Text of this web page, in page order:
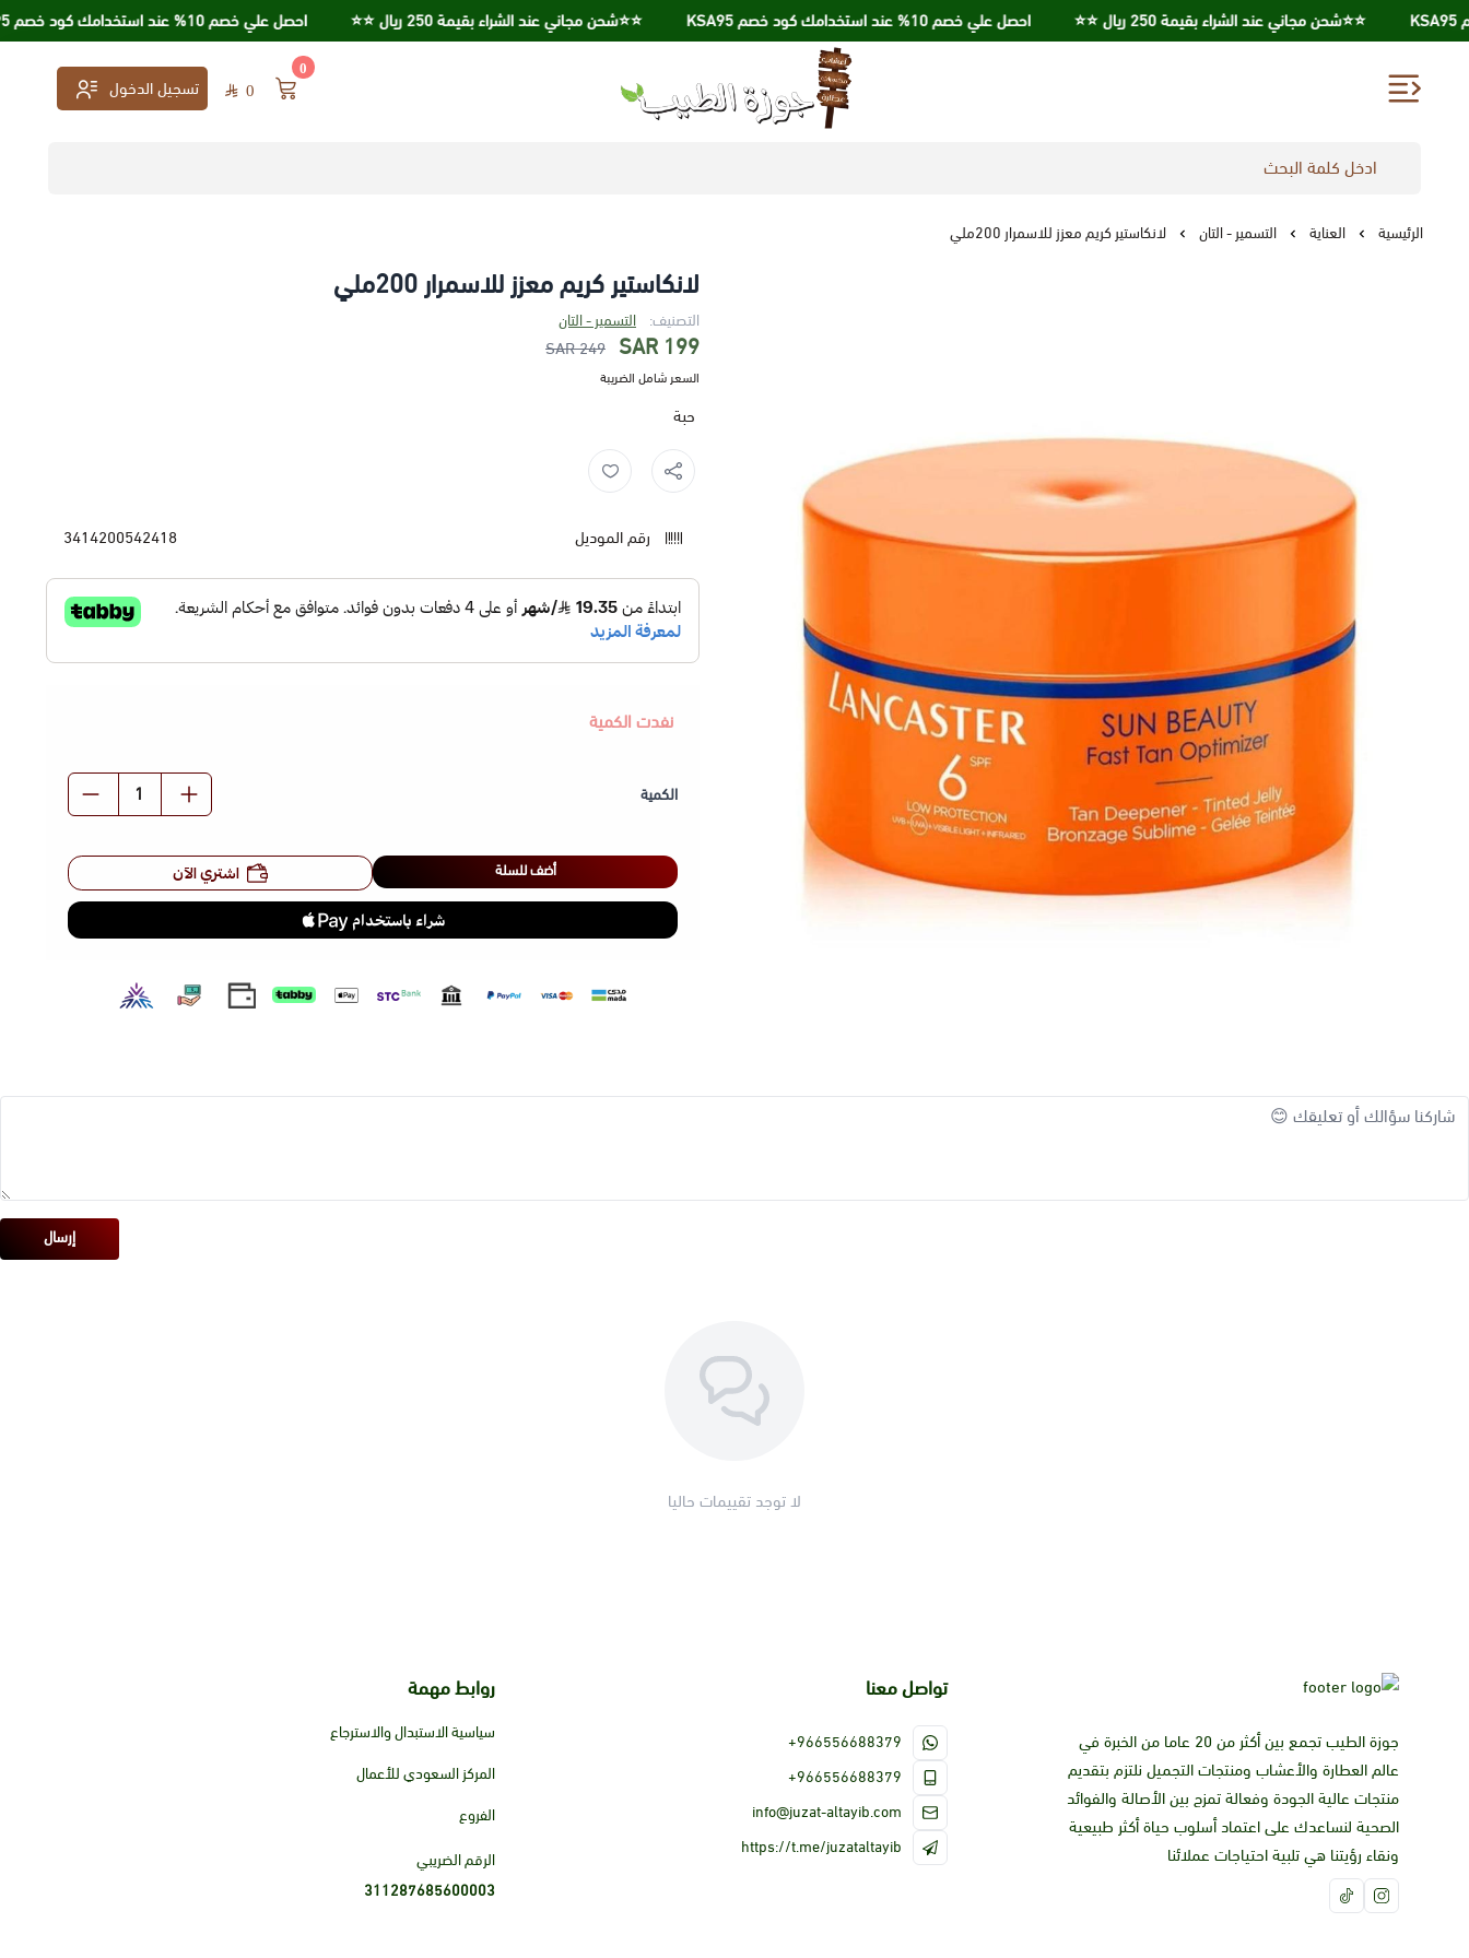
⭐️⭐️شحن مجاني عند الشراء بقيمة 250 ريال ⭐️⭐️ احصل علي خصم 10% عند استخدامك كود خصم KSA95 ⭐️⭐️شحن مجاني عند الشراء بقيمة 250 ريال ⭐️⭐️ احصل علي خصم 10% عند استخدامك كود خصم KSA95
جوزة الطيب
0
0 تسجيل الدخول
الرئيسية العناية التسمير - التان لانكاستير كريم معزز للاسمرار 200ملي
لانكاستير كريم معزز للاسمرار 200ملي
التصنيف: التسمير - التان
199 SAR
249 SAR
السعر شامل الضريبة
حبة
رقم الموديل 3414200542418
الكمية
نفدت الكمية
أضف للسلة اشتري الآن
إرسال
لا توجد تقييمات حاليا
جوزة الطيب تجمع بين أكثر من 20 عاما من الخبرة في
عالم العطارة والأعشاب ومنتجات التجميل نلتزم بتقديم
منتجات عالية الجودة وفعالة تمزج بين الأصالة والفوائد
الصحية لنساعدك على اعتماد أسلوب حياة أكثر طبيعية
ونقاء رؤيتنا هي تلبية احتياجات عملائنا
تواصل معنا
+966556688379
+966556688379
info@juzat-altayib.com
https://t.me/juzataltayib
روابط مهمة
سياسية الاستبدال والاسترجاع
المركز السعودي للأعمال
الفروع
الرقم الضريبي
311287685600003